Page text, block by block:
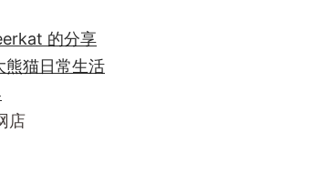
的分享
熊猫日常生活
店